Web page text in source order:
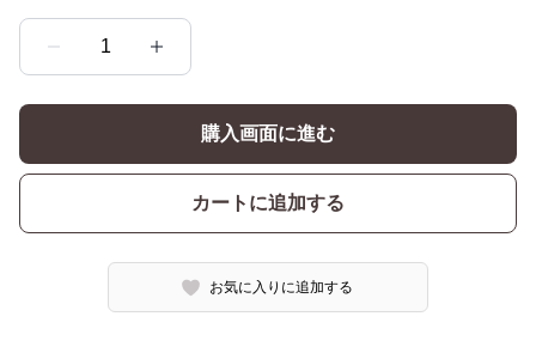
1
購入画面に進む
カートに追加する
お気に入りに追加する